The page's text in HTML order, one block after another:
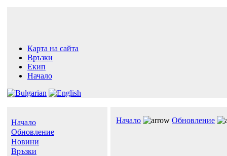
Карта на сайта
Връзки
Екип
Начало
Начало
Обновление
Новини
Връзки
Начало Обновление